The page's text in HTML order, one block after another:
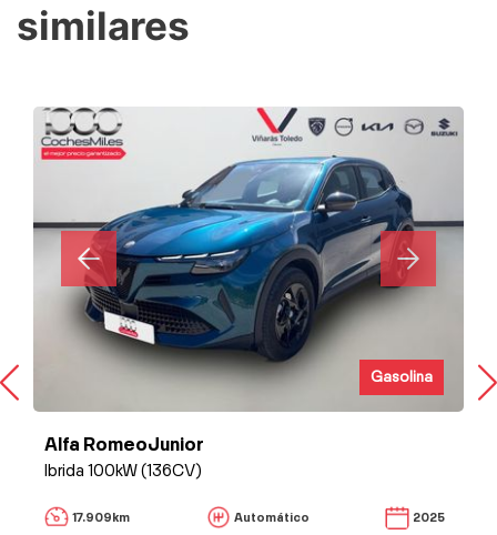
similares
Gasolina
Alfa RomeoJunior
Ibrida 100kW (136CV)
17.909km Automático 2025